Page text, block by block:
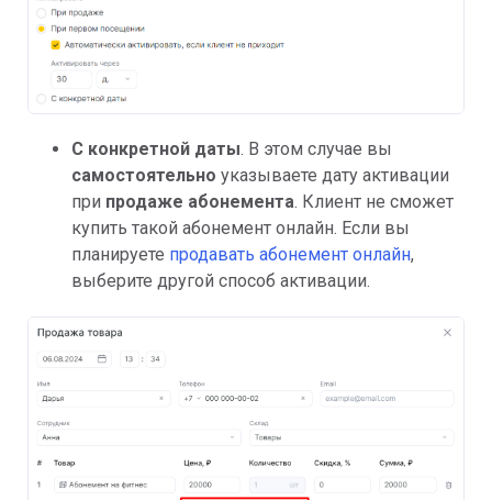
С конкретной даты. В этом случае вы
самостоятельно указываете дату активации
при продаже абонемента. Клиент не сможет
купить такой абонемент онлайн. Если вы
планируете продавать абонемент онлайн,
выберите другой способ активации.